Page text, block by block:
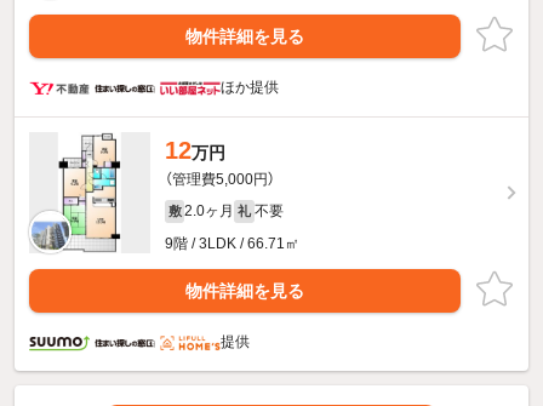
物件詳細を見る
ほか提供
12万円
（管理費5,000円）
敷 2.0ヶ月 礼 不要
9階 / 3LDK / 66.71㎡
物件詳細を見る
提供